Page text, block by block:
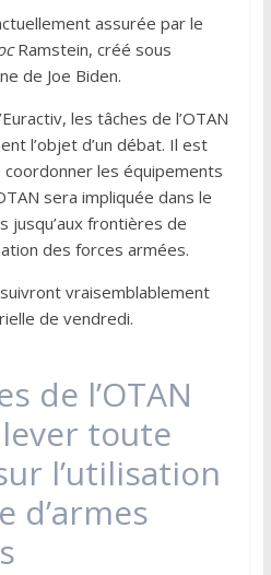
assurée par le
Ramstein, créé sous
de Joe Biden.
les tâches de l’OTAN
l’objet d’un débat. Il est
les équipements
sera impliquée dans le
jusqu’aux frontières de
des forces armées.
vraisemblablement
de vendredi.
de l’OTAN
toute
l’utilisation
d’armes